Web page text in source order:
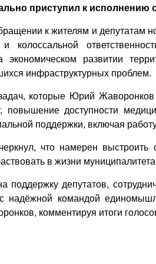
приступил к исполнению
к жителям и депутатам
колоссальной
экономическом развитии
инфраструктурных проблем.
которые Юрий
повышение доступности
поддержки, включая
что намерен
в жизни
поддержку депутатов,
надёжной командой
комментируя итоги